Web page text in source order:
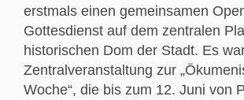
erstmals einen gemeinsamen
Gottesdienst auf dem zentralen
historischen Dom der Stadt. Es
Zentralveranstaltung zur
Woche“, die bis zum 12. Juni von